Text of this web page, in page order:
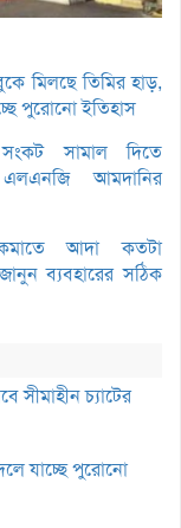
মিলছে তিমির হাড়,
পুরোনো ইতিহাস
সংকট সামাল দিতে
আমদানির
আদা কতটা
ব্যবহারের সঠিক
সীমাহীন চ্যাটের
যাচ্ছে পুরোনো